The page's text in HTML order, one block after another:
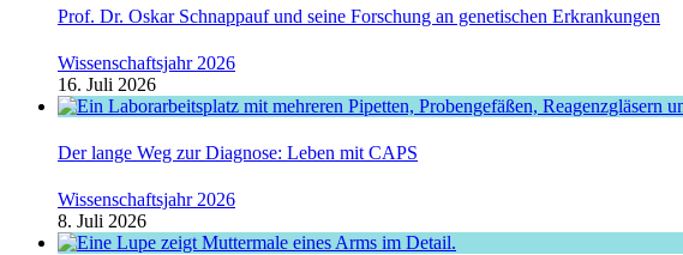
Prof. Dr. Oskar Schnappauf und seine Forschung an genetischen Erkrankungen
Wissenschaftsjahr 2026
16. Juli 2026
Der lange Weg zur Diagnose: Leben mit CAPS
Wissenschaftsjahr 2026
8. Juli 2026